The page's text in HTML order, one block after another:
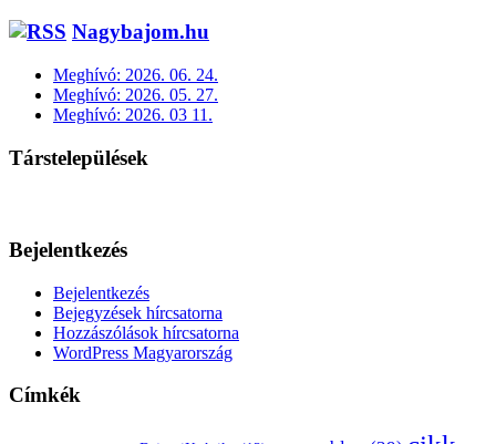
Nagybajom.hu
Meghívó: 2026. 06. 24.
Meghívó: 2026. 05. 27.
Meghívó: 2026. 03 11.
Társtelepülések
Bejelentkezés
Bejelentkezés
Bejegyzések hírcsatorna
Hozzászólások hírcsatorna
WordPress Magyarország
Címkék